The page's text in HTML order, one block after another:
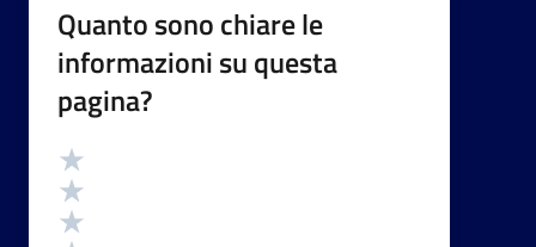
Quanto sono chiare le
informazioni su questa
pagina?
Valutazione